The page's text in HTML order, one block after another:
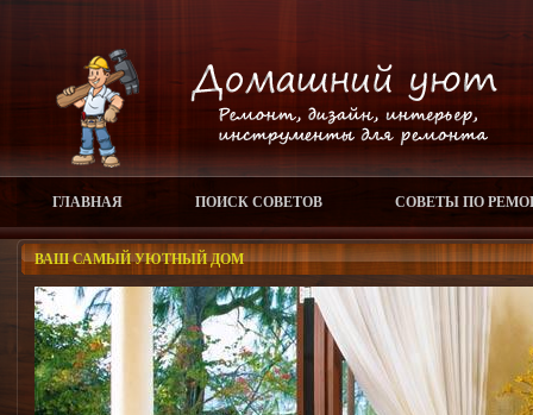
ГЛАВНАЯ ПОИСК СОВЕТОВ СОВЕТЫ ПО
ВАШ САМЫЙ УЮТНЫЙ ДОМ